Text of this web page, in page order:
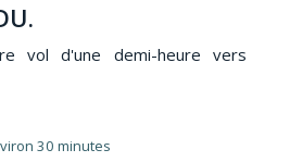
vol d'une demi-heure vers
30 minutes